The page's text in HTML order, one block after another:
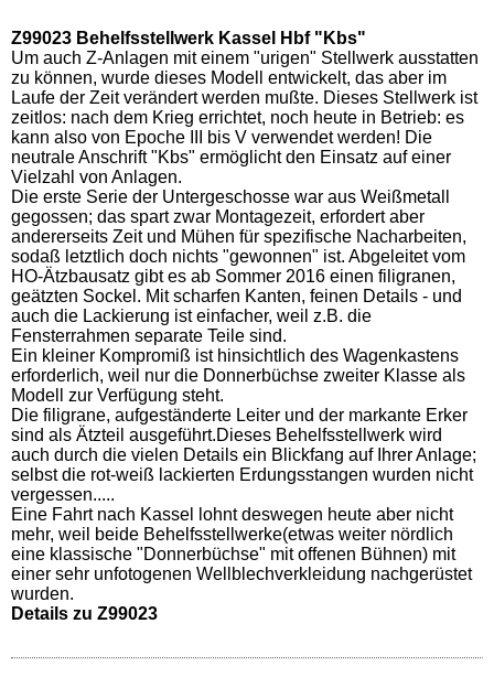
Z99023 Behelfsstellwerk Kassel Hbf "Kbs"
Um auch Z-Anlagen mit einem "urigen" Stellwerk ausstatten
zu können, wurde dieses Modell entwickelt, das aber im
Laufe der Zeit verändert werden mußte. Dieses Stellwerk ist
zeitlos: nach dem Krieg errichtet, noch heute in Betrieb: es
kann also von Epoche III bis V verwendet werden! Die
neutrale Anschrift "Kbs" ermöglicht den Einsatz auf einer
Vielzahl von Anlagen.
Die erste Serie der Untergeschosse war aus Weißmetall
gegossen; das spart zwar Montagezeit, erfordert aber
andererseits Zeit und Mühen für spezifische Nacharbeiten,
sodaß letztlich doch nichts "gewonnen" ist. Abgeleitet vom
HO-Ätzbausatz gibt es ab Sommer 2016 einen filigranen,
geätzten Sockel. Mit scharfen Kanten, feinen Details - und
auch die Lackierung ist einfacher, weil z.B. die
Fensterrahmen separate Teile sind.
Ein kleiner Kompromiß ist hinsichtlich des Wagenkastens
erforderlich, weil nur die Donnerbüchse zweiter Klasse als
Modell zur Verfügung steht.
Die filigrane, aufgeständerte Leiter und der markante Erker
sind als Ätzteil ausgeführt.Dieses Behelfsstellwerk wird
auch durch die vielen Details ein Blickfang auf Ihrer Anlage;
selbst die rot-weiß lackierten Erdungsstangen wurden nicht
vergessen.....
Eine Fahrt nach Kassel lohnt deswegen heute aber nicht
mehr, weil beide Behelfsstellwerke(etwas weiter nördlich
eine klassische "Donnerbüchse" mit offenen Bühnen) mit
einer sehr unfotogenen Wellblechverkleidung nachgerüstet
wurden.
Details zu Z99023